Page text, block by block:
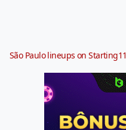
São Paulo lineups on Starting11